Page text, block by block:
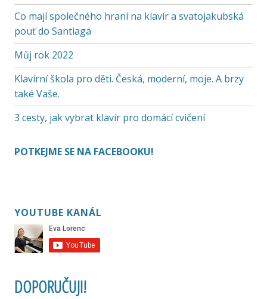
Co mají společného hraní na klavír a svatojakubská
pouť do Santiaga
Můj rok 2022
Klavírní škola pro děti. Česká, moderní, moje. A brzy
také Vaše.
3 cesty, jak vybrat klavír pro domácí cvičení
POTKEJME SE NA FACEBOOKU!
YOUTUBE KANÁL
DOPORUČUJI!